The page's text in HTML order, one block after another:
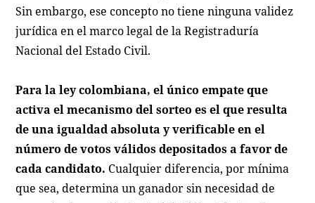
Sin embargo, ese concepto no tiene ninguna validez
jurídica en el marco legal de la Registraduría
Nacional del Estado Civil.
Para la ley colombiana, el único empate que
activa el mecanismo del sorteo es el que resulta
de una igualdad absoluta y verificable en el
número de votos válidos depositados a favor de
cada candidato. Cualquier diferencia, por mínima
que sea, determina un ganador sin necesidad de